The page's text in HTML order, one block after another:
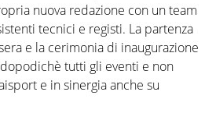
nuova redazione con un team
tecnici e registi. La partenza
e la cerimonia di inaugurazione
tutti gli eventi e non
e in sinergia anche su